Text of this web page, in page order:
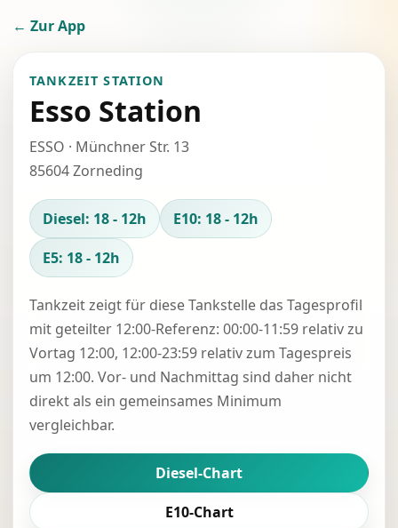
← Zur App
TANKZEIT STATION
Esso Station
ESSO · Münchner Str. 13
85604 Zorneding
Diesel: 18 - 12h
E10: 18 - 12h
E5: 18 - 12h
Tankzeit zeigt für diese Tankstelle das Tagesprofil
mit geteilter 12:00-Referenz: 00:00-11:59 relativ zu
Vortag 12:00, 12:00-23:59 relativ zum Tagespreis
um 12:00. Vor- und Nachmittag sind daher nicht
direkt als ein gemeinsames Minimum
vergleichbar.
Diesel-Chart
E10-Chart